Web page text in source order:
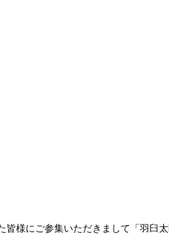
様にご参集いただきまして「羽臼